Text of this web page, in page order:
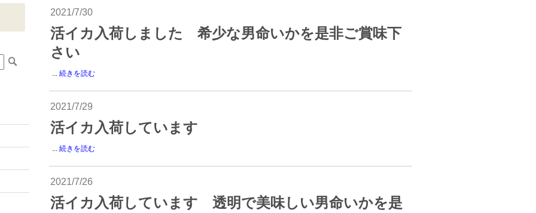
2021/7/30
活イカ入荷しました 希少な男命いかを是非ご賞味下
さい
...続きを読む
2021/7/29
活イカ入荷しています
...続きを読む
2021/7/26
活イカ入荷しています 透明で美味しい男命いかを是